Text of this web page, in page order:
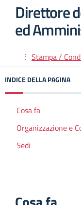
Direttore
ed
Stampa /
INDICE DELLA PAGINA
Cosa fa
Organizzazione e
Sedi